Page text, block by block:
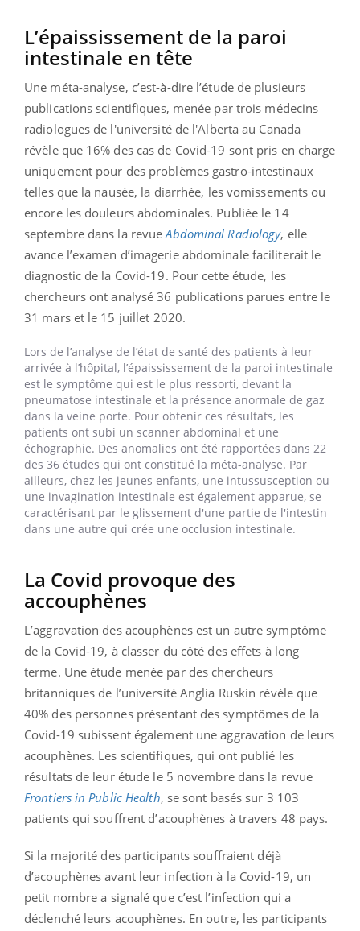
L’épaississement de la paroi
intestinale en tête
Une méta-analyse, c’est-à-dire l’étude de plusieurs
publications scientifiques, menée par trois médecins
radiologues de l'université de l'Alberta au Canada
révèle que 16% des cas de Covid-19 sont pris en charge
uniquement pour des problèmes gastro-intestinaux
telles que la nausée, la diarrhée, les vomissements ou
encore les douleurs abdominales. Publiée le 14
septembre dans la revueAbdominal Radiology, elle
avance l’examen d’imagerie abdominale faciliterait le
diagnostic de la Covid-19. Pour cette étude, les
chercheurs ont analysé 36 publications parues entre le
31 mars et le 15 juillet 2020.
Lors de l’analyse de l’état de santé des patients à leur
arrivée à l’hôpital, l’épaississement de la paroi intestinale
est le symptôme qui est le plus ressorti, devant la
pneumatose intestinale et la présence anormale de gaz
dans la veine porte. Pour obtenir ces résultats, les
patients ont subi un scanner abdominal et une
échographie. Des anomalies ont été rapportées dans 22
des 36 études qui ont constitué la méta-analyse. Par
ailleurs, chez les jeunes enfants, une intussusception ou
une invagination intestinale est également apparue, se
caractérisant par le glissement d'une partie de l'intestin
dans une autre qui crée une occlusion intestinale.
La Covid provoque des
accouphènes
L’aggravation des acouphènes est un autre symptôme
de la Covid-19, à classer du côté des effets à long
terme. Une étude menée par des chercheurs
britanniques de l’université Anglia Ruskin révèle que
40% des personnes présentant des symptômes de la
Covid-19 subissent également une aggravation de leurs
acouphènes. Les scientifiques, qui ont publié les
résultats de leur étude le 5 novembre dans la revue
Frontiers in Public Health, se sont basés sur 3 103
patients qui souffrent d’acouphènes à travers 48 pays.
Si la majorité des participants souffraient déjà
d’acouphènes avant leur infection à la Covid-19, un
petit nombre a signalé que c’est l’infection qui a
déclenché leurs acouphènes. En outre, les participants